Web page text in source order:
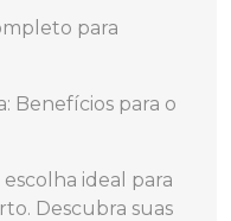
para
Benefícios para o
ideal para
Descubra suas